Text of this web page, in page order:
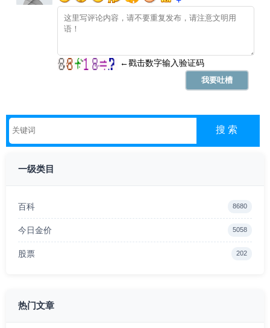
一级类目
百科 8680
今日金价 5058
股票 202
热门文章